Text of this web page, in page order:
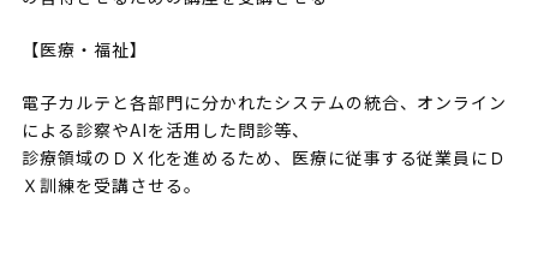
【医療・福祉】
電子カルテと各部門に分かれたシステムの統合、オンライン
による診察やAIを活用した問診等、
診療領域のＤＸ化を進めるため、医療に従事する従業員にＤ
Ｘ訓練を受講させる。